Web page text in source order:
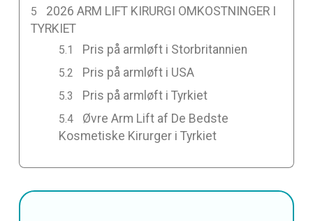
2026 ARM LIFT KIRURGI OMKOSTNINGER I
TYRKIET
Pris på armløft i Storbritannien
Pris på armløft i USA
Pris på armløft i Tyrkiet
Øvre Arm Lift af De Bedste
Kosmetiske Kirurger i Tyrkiet